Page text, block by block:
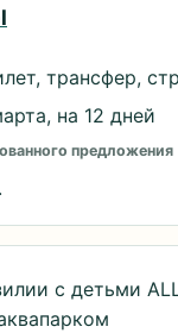
трансфер,
на 12 дней
предложения
с детьми